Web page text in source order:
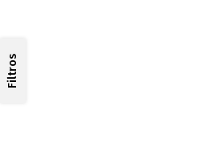
Filtros